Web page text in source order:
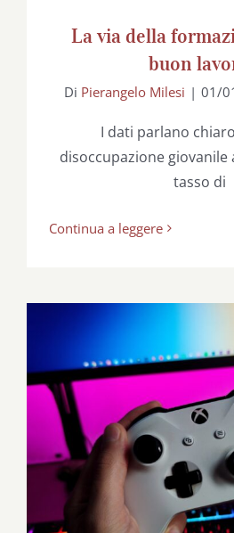
La via della
buon
Di Pierangelo Milesi | 01/
I dati parlano
disoccupazione giovanile
tasso di
Continua a leggere
Dirigismo e